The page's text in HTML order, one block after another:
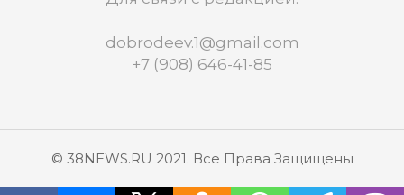
dobrodeev.1@gmail.com
+7 (908) 646-41-85
© 38NEWS.RU 2021. Все Права Защищены